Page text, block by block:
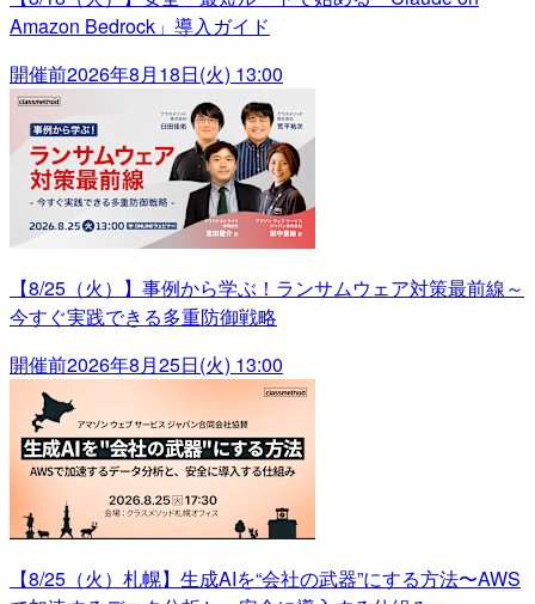
Amazon Bedrock」導入ガイド
開催前2026年8月18日(火) 13:00
【8/25（火）】事例から学ぶ！ランサムウェア対策最前線～
今すぐ実践できる多重防御戦略
開催前2026年8月25日(火) 13:00
【8/25（火）札幌】生成AIを“会社の武器”にする方法〜AWS